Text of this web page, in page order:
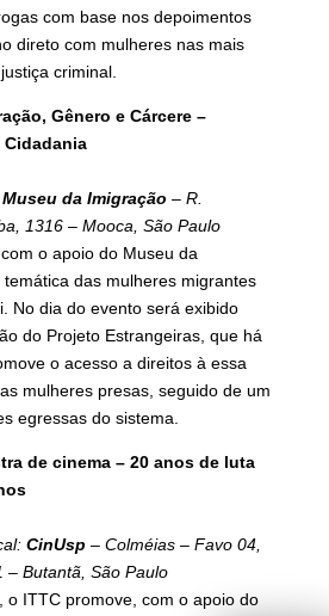
com base nos depoimentos
direto com mulheres nas mais
criminal.
Gênero e Cárcere –
Cidadania
Museu da Imigração – R.
1316 – Mooca, São Paulo
o apoio do Museu da
das mulheres migrantes
No dia do evento será exibido
do Projeto Estrangeiras, que há
o acesso a direitos à essa
mulheres presas, seguido de um
egressas do sistema.
de cinema – 20 anos de luta
CinUsp – Colméias – Favo 04,
– Butantã, São Paulo
o ITTC promove, com o apoio do